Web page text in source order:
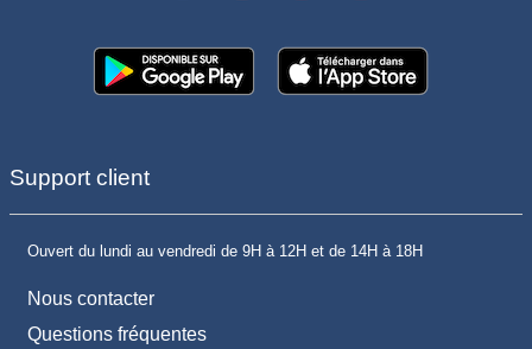
Support client
Ouvert du lundi au vendredi de 9H à 12H et de 14H à 18H
Nous contacter
Questions fréquentes